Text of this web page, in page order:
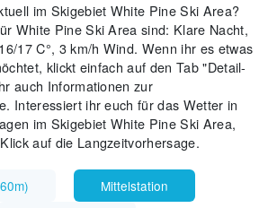
im Skigebiet White Pine Ski Area?
White Pine Ski Area sind: Klare Nacht,
17 C°, 3 km/h Wind. Wenn ihr es etwas
klickt einfach auf den Tab "Detail-
auch Informationen zur
Interessiert ihr euch für das Wetter in
im Skigebiet White Pine Ski Area,
auf die Langzeitvorhersage.
)
Mittelstation